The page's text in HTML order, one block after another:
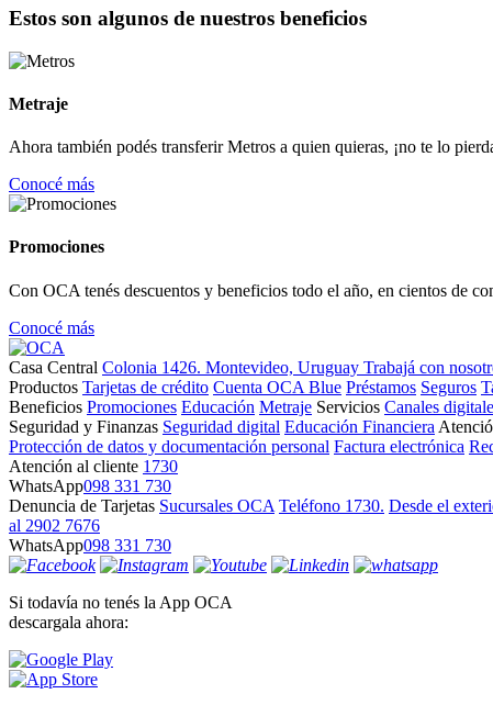
Estos son algunos de nuestros beneficios
Metraje
Ahora también podés transferir Metros a quien quieras, ¡no te lo
Conocé más
Promociones
Con OCA tenés descuentos y beneficios todo el año, en cientos de
Conocé más
Casa Central Colonia 1426. Montevideo, Uruguay Trabajá con
Productos Tarjetas de crédito Cuenta OCA Blue Préstamos Seguros
Beneficios Promociones Educación Metraje Servicios Canales
Seguridad y Finanzas Seguridad digital Educación Financiera
Protección de datos y documentación personal Factura electrónica
Atención al cliente 1730
WhatsApp098 331 730
Denuncia de Tarjetas Sucursales OCA Teléfono 1730. Desde el
al 2902 7676
WhatsApp098 331 730
Si todavía no tenés la App OCA
descargala ahora: